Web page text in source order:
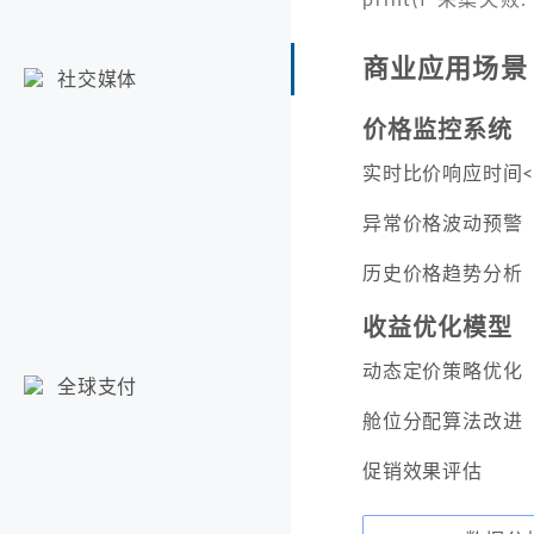
社交媒体
全球支付
商业应用场景
价格监控系统
实时比价响应时间
异常价格波动预警
历史价格趋势分析
收益优化模型
动态定价策略优化
舱位分配算法改进
促销效果评估